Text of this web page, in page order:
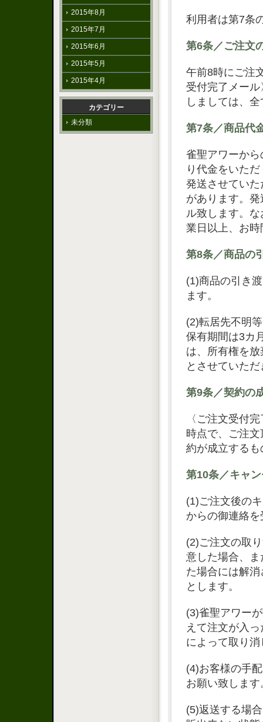
利用者は第7条
第6条／ご注文
午前8時にご注
受付完了メー
しましては、
第7条／商品代
雀聖アワーか
り代金をいた
発送させてい
があります。
ル致します。
業日以上、お
第8条／商品の
(1)商品の引き
ます。
(2)転居先不明
保有期間は3カ
は、所有権を
とさせていた
第9条／契約の
〈ご注文受付
時点で、ご注
約が成立する
第10条／キャ
(1)ご注文後の
からの御連絡
(2)ご注文の取
意した場合、
た場合には解
とします。
(3)雀聖アワー
えて注文が入
によって取り
(4)お客様の手
お願い致します
(5)返送する場
2015年8月
2015年7月
2015年6月
2015年5月
2015年4月
カテゴリー
未分類